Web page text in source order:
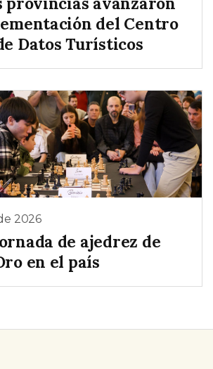
del Centro
Datos Turísticos
2026
de ajedrez de
en el país